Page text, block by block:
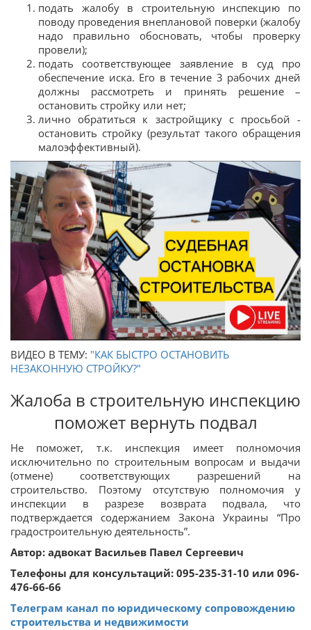
подать жалобу в строительную инспекцию по
поводу проведения внеплановой поверки (жалобу
надо правильно обосновать, чтобы проверку
провели);
подать соответствующее заявление в суд про
обеспечение иска. Его в течение 3 рабочих дней
должны рассмотреть и принять решение –
остановить стройку или нет;
лично обратиться к застройщику с просьбой -
остановить стройку (результат такого обращения
малоэффективный).
ВИДЕО В ТЕМУ: "КАК БЫСТРО ОСТАНОВИТЬ
НЕЗАКОННУЮ СТРОЙКУ?"
Жалоба в строительную инспекцию
поможет вернуть подвал
Не поможет, т.к. инспекция имеет полномочия
исключительно по строительным вопросам и выдачи
(отмене) соответствующих разрешений на
строительство. Поэтому отсутствую полномочия у
инспекции в разрезе возврата подвала, что
подтверждается содержанием Закона Украины “Про
градостроительную деятельность”.
Автор: адвокат Васильев Павел Сергеевич
Телефоны для консультаций: 095-235-31-10 или 096-
476-66-66
Телеграм канал по юридическому сопровождению
строительства и недвижимости